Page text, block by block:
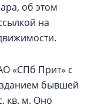
об этом
на
«СПб Прит» с
зданием бывшей
кв. м. Оно